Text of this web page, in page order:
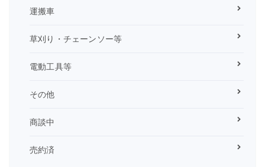
運搬車
草刈り・チェーンソー等
電動工具等
その他
商談中
売約済